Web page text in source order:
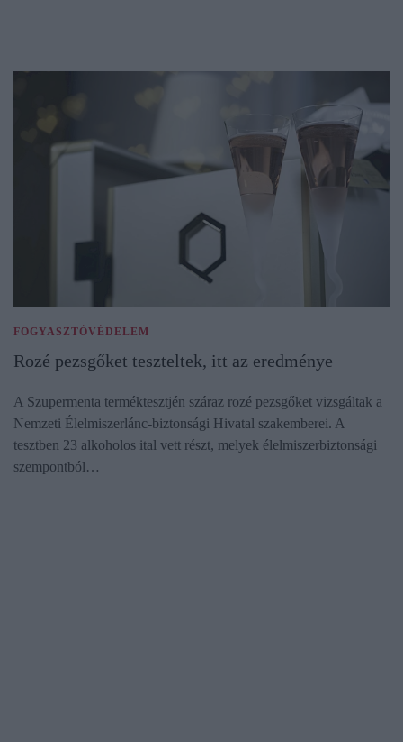
FOGYASZTÓVÉDELEM
Rozé pezsgőket teszteltek, itt az eredménye
A Szupermenta terméktesztjén száraz rozé pezsgőket vizsgáltak a
Nemzeti Élelmiszerlánc-biztonsági Hivatal szakemberei. A
tesztben 23 alkoholos ital vett részt, melyek élelmiszerbiztonsági
szempontból…